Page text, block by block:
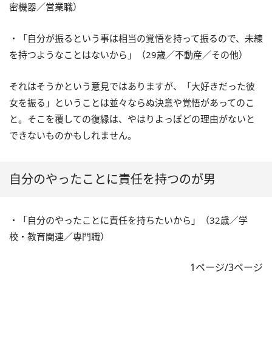
密機器／営業職）
・「自分が振るという事は相当の覚悟を持って振るので、未練
を持つようなことはないから」（29歳／不動産／その他）
それはそうかという意見ではありますが、「大好きだった彼
女を振る」ということは並々ならぬ決意や覚悟があってのこ
と。そこを覆しての復縁は、やはりよっぽどの理由がないと
できないものかもしれません。
自分のやったことに責任を持つのが男
・「自分のやったことに責任を持ちたいから」（32歳／学
校・教育関連／専門職）
1ページ/3ページ